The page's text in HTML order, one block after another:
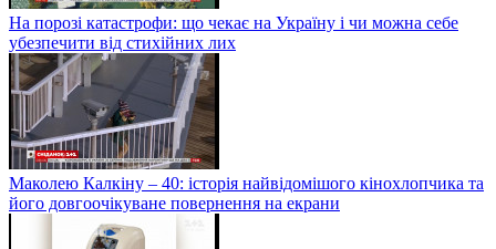
На порозі катастрофи: що чекає на Україну і чи можна себе
убезпечити від стихійних лих
Маколею Калкіну – 40: історія найвідомішого кінохлопчика та
його довгоочікуване повернення на екрани